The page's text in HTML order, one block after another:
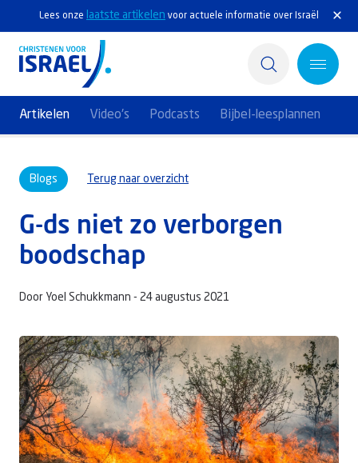
Lees onze laatste artikelen voor actuele informatie over Israël
Artikelen Video's Podcasts Bijbel-leesplannen
Actief
Ontdek
Steun Israël
Kennisbank
Doneer
Blogs Terug naar overzicht
G-ds niet zo verborgen
boodschap
Door Yoel Schukkmann - 24 augustus 2021